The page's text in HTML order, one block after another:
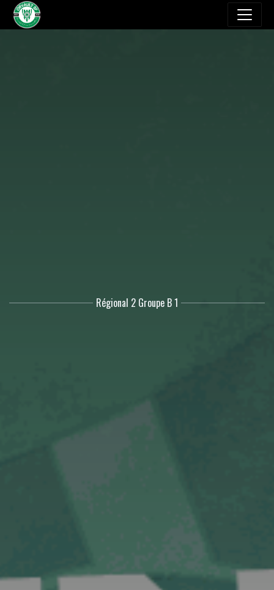
Régional 2 Groupe B 1